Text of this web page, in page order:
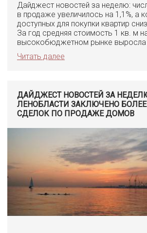
Дайджест новостей за неделю:
в продаже увеличилось на 1,1%, а
доступных для покупки квартир
За год средняя стоимость 1 кв. м
высокобюджетном рынке выросла
Читать далее
ДАЙДЖЕСТ НОВОСТЕЙ ЗА
ЛЕНОБЛАСТИ ЗАКЛЮЧЕНО БОЛЕЕ
СДЕЛОК ПО ПРОДАЖЕ ДОМОВ